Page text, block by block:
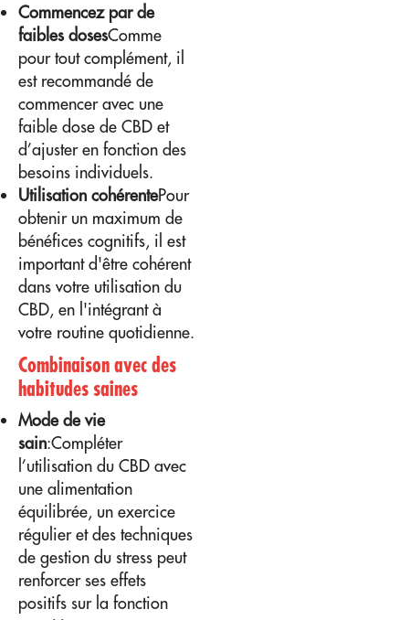
Commencez par de
faibles dosesComme
pour tout complément, il
est recommandé de
commencer avec une
faible dose de CBD et
d’ajuster en fonction des
besoins individuels.
Utilisation cohérentePour
obtenir un maximum de
bénéfices cognitifs, il est
important d'être cohérent
dans votre utilisation du
CBD, en l'intégrant à
votre routine quotidienne.
Combinaison avec des
habitudes saines
Mode de vie
sain:Compléter
l’utilisation du CBD avec
une alimentation
équilibrée, un exercice
régulier et des techniques
de gestion du stress peut
renforcer ses effets
positifs sur la fonction